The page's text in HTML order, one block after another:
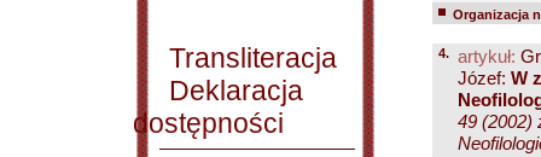
Transliteracja
Deklaracja
dostępności
Organizacja
4. artykuł:
Józef: W
49 (2002)